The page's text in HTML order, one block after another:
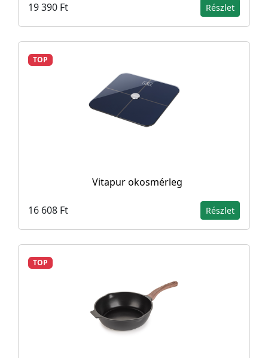
19 390 Ft Részlet
TOP
Vitapur okosmérleg
16 608 Ft Részlet
TOP